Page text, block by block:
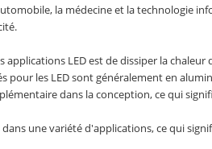
la médecine et la technologie
applications LED est de dissiper la
pour les LED sont généralement en
dans la conception, ce qui
dans une variété d'applications, ce qui